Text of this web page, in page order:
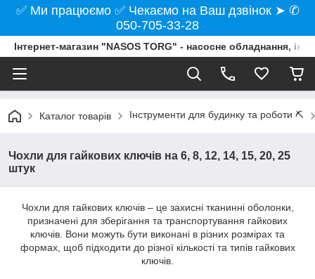
✅ Ми працюємо ✅ Чекаємо на Ваш дзвінок ➤ ✆
050-705-33-28
Інтернет-магазин "NASOS TORG" - насосне обладнання,
Каталог товарів Інструменти для будинку та роботи ⛏️
Чохли для гайкових ключів на 6, 8, 12, 14, 15, 20, 25
штук
Чохли для гайкових ключів – це захисні тканинні оболонки,
призначені для зберігання та транспортування гайкових
ключів. Вони можуть бути виконані в різних розмірах та
формах, щоб підходити до різної кількості та типів гайкових
ключів.